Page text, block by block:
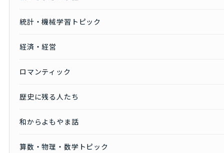
統計・機械学習トピック
経済・経営
ロマンティック
歴史に残る人たち
和からよもやま話
算数・物理・数学トピック